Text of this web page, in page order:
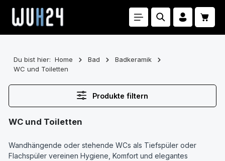
Zum Hauptinhalt springen
Du bist hier: Home Bad
Badkeramik
WC und Toiletten
Produkte filtern
WC und Toiletten
Wandhängende oder stehende WCs als Tiefspüler oder
Flachspüler vereinen Hygiene, Komfort und elegantes